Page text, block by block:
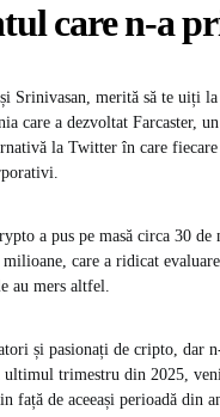
care n-a
Srinivasan, merită să te uiți
care a dezvoltat Farcaster,
la Twitter în care
a pus pe masă circa 30
care a ridicat
au mers altfel.
și pasionați de cripto, dar
trimestru din 2025,
față de aceeași perioadă din